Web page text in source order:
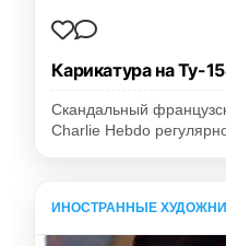
Карикатура на Ту-
Скандальный
Charlie Hebdo
ИНОСТРАННЫЕ